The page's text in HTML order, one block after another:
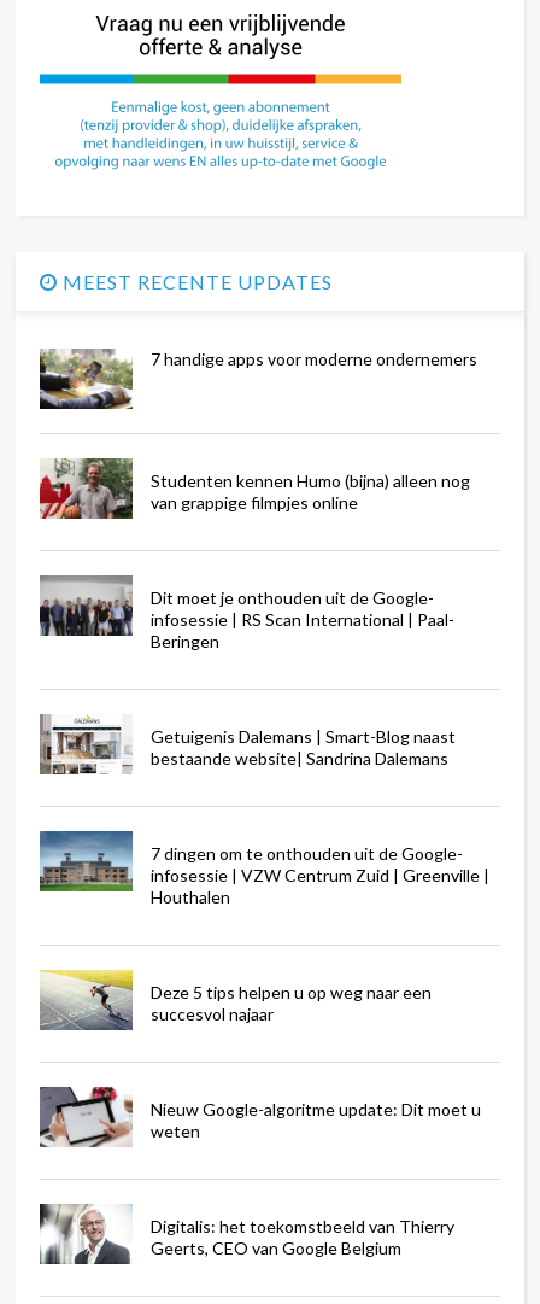
MEEST RECENTE UPDATES
7 handige apps voor moderne ondernemers
Studenten kennen Humo (bijna) alleen nog
van grappige filmpjes online
Dit moet je onthouden uit de Google-
infosessie | RS Scan International | Paal-
Beringen
Getuigenis Dalemans | Smart-Blog naast
bestaande website| Sandrina Dalemans
7 dingen om te onthouden uit de Google-
infosessie | VZW Centrum Zuid | Greenville |
Houthalen
Deze 5 tips helpen u op weg naar een
succesvol najaar
Nieuw Google-algoritme update: Dit moet u
weten
Digitalis: het toekomstbeeld van Thierry
Geerts, CEO van Google Belgium